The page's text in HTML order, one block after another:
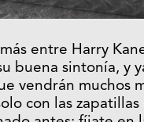
entre Harry
buena sintonía, y
vendrán muchos
con las